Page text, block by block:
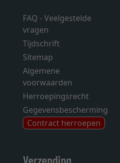
FAQ - Veelgestelde
vragen
Tijdschrift
Sitemap
Algemene
voorwaarden
Herroepingsrecht
Gegevensbescherming
Contract herroepen
Verzending